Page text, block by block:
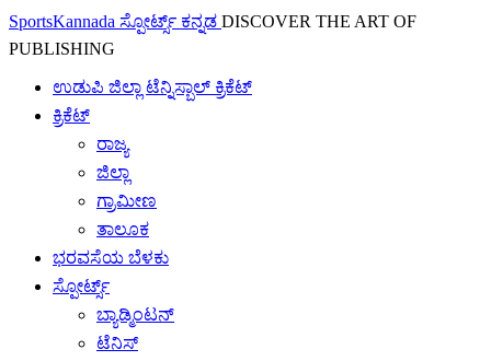
SportsKannada ಸ್ಪೋರ್ಟ್ಸ್ ಕನ್ನಡ DISCOVER THE ART OF
PUBLISHING
ಉಡುಪಿ ಜಿಲ್ಲಾ ಟೆನ್ನಿಸ್ಬಾಲ್ ಕ್ರಿಕೆಟ್
ಕ್ರಿಕೆಟ್
ರಾಜ್ಯ
ಜಿಲ್ಲಾ
ಗ್ರಾಮೀಣ
ತಾಲೂಕ
ಭರವಸೆಯ ಬೆಳಕು
ಸ್ಪೋರ್ಟ್ಸ್
ಬ್ಯಾಡ್ಮಿಂಟನ್
ಟೆನಿಸ್